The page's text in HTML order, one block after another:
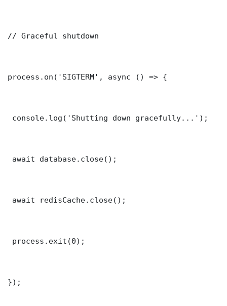
// Graceful shutdown
process.on('SIGTERM', async () => {
console.log('Shutting down gracefully...');
await database.close();
await redisCache.close();
process.exit(0);
});